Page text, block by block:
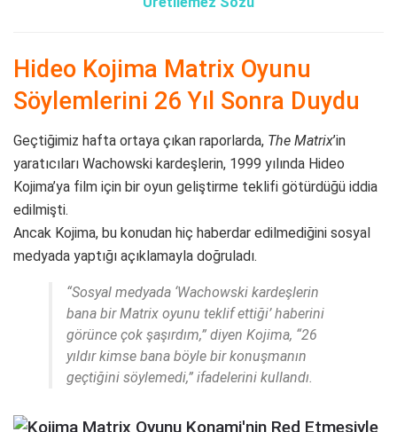
Hideo Kojima Matrix Oyunu
Söylemlerini 26 Yıl Sonra Duydu
Geçtiğimiz hafta ortaya çıkan raporlarda, The Matrix’in
yaratıcıları Wachowski kardeşlerin, 1999 yılında Hideo
Kojima’ya film için bir oyun geliştirme teklifi götürdüğü iddia
edilmişti.
Ancak Kojima, bu konudan hiç haberdar edilmediğini sosyal
medyada yaptığı açıklamayla doğruladı.
“Sosyal medyada ‘Wachowski kardeşlerin
bana birMatrix oyunu teklif ettiği’ haberini
görünce çok şaşırdım,” diyen Kojima, “26
yıldır kimse bana böyle bir konuşmanın
geçtiğini söylemedi,” ifadelerini kullandı.